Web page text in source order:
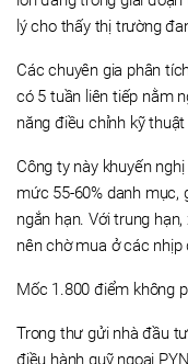
lý cho thấy thị trường
Các chuyên gia phân
có 5 tuần liên tiếp nằm
năng điều chỉnh kỹ
Công ty này khuyến
mức 55-60% danh
ngắn hạn. Với trung
nên chờ mua ở các
Mốc 1.800 điểm không
Trong thư gửi nhà đầu
điều hành quỹ ngoại